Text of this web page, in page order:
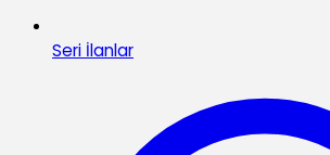
Seri İlanlar